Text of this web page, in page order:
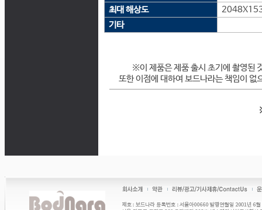
최대 해상도
기타
※이 제품은 제품 출시 초기에 촬영된
또한 이점에 대하여 보드나라는 책임이 없